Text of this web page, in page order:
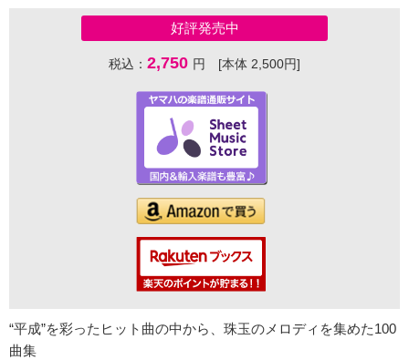
好評発売中
税込： 2,750 円 [本体 2,500円]
“平成”を彩ったヒット曲の中から、珠玉のメロディを集めた100
曲集